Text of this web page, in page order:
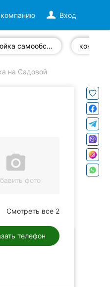
Вход
компанию
мойка самообслуживания
на Садовой
camera_alt
фото
Смотреть все 2
телефон